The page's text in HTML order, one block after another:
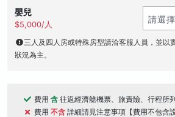
嬰兒
$5,000/人
三人及四人房或特殊房型請洽客服人員，並以
狀況為主。
費用 含 往返經濟艙機票、旅責險、行程所
費用 不含 詳細請見注意事項【費用不包含說